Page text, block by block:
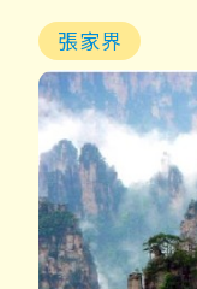
張家界